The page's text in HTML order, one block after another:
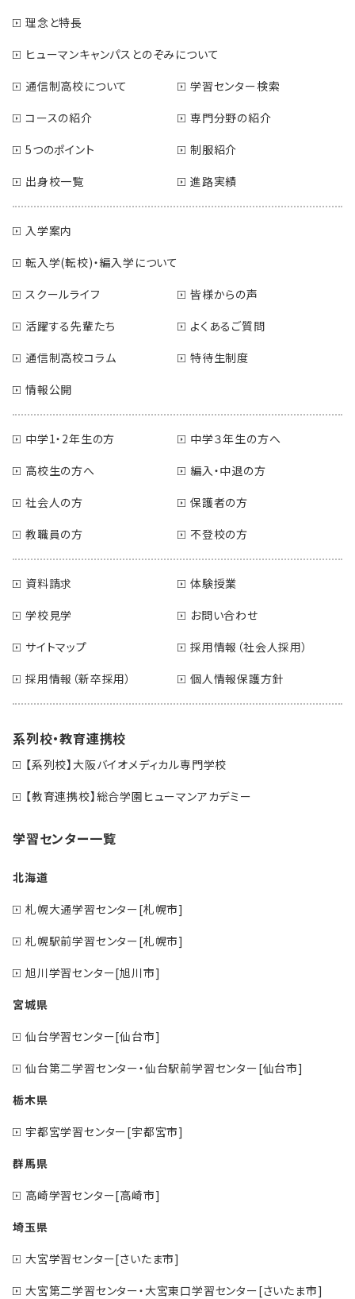
理念と特長
ヒューマンキャンパスとのぞみについて
通信制高校について
学習センター検索
コースの紹介
専門分野の紹介
5つのポイント
制服紹介
出身校一覧
進路実績
入学案内
転入学(転校)・編入学について
スクールライフ
皆様からの声
活躍する先輩たち
よくあるご質問
通信制高校コラム
特待生制度
情報公開
中学1・2年生の方
中学３年生の方へ
高校生の方へ
編入・中退の方
社会人の方
保護者の方
教職員の方
不登校の方
資料請求
体験授業
学校見学
お問い合わせ
サイトマップ
採用情報（社会人採用）
採用情報（新卒採用）
個人情報保護方針
系列校・教育連携校
【系列校】大阪バイオメディカル専門学校
【教育連携校】総合学園ヒューマンアカデミー
学習センター一覧
北海道
札幌大通学習センター[札幌市]
札幌駅前学習センター[札幌市]
旭川学習センター[旭川市]
宮城県
仙台学習センター[仙台市]
仙台第二学習センター・仙台駅前学習センター[仙台市]
栃木県
宇都宮学習センター[宇都宮市]
群馬県
高崎学習センター[高崎市]
埼玉県
大宮学習センター[さいたま市]
大宮第二学習センター・大宮東口学習センター[さいたま市]